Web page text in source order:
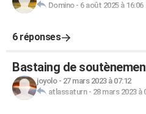
Domino- 6 août 2025 à 16:06
6 réponses
Bastaing de
joyolo- 27 mars 2023 à 07:12
atlassaturn- 28 mars 2023 à